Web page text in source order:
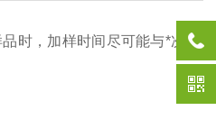
时，加样时间尽可能与*次